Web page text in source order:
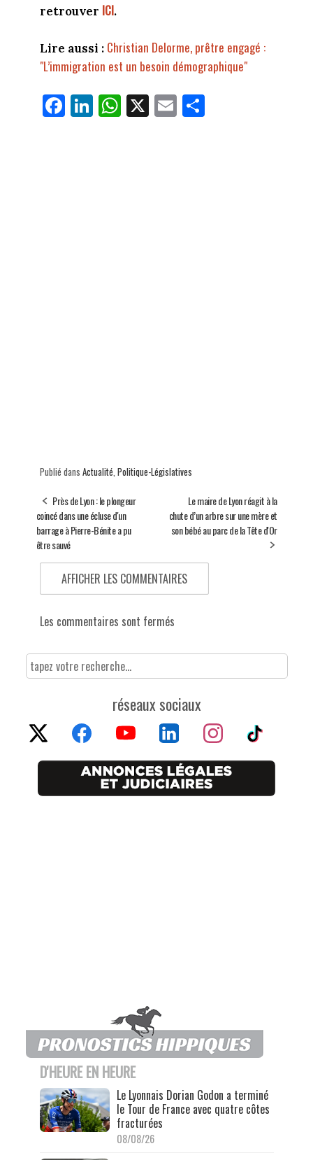
retrouver ICI.
Lire aussi : Christian Delorme, prêtre engagé :
"L’immigration est un besoin démographique"
Fa
ce
Li
nk
W
ha
X E
m
Pa
Publié dans Actualité, Politique-Législatives
Près de Lyon : le plongeur
coincé dans une écluse d'un
barrage à Pierre-Bénite a pu
être sauvé
Le maire de Lyon réagit à la
chute d’un arbre sur une mère et
son bébé au parc de la Tête d'Or
AFFICHER LES COMMENTAIRES
Les commentaires sont fermés
réseaux sociaux
D'HEURE EN HEURE
Le Lyonnais Dorian Godon a terminé
le Tour de France avec quatre côtes
fracturées
08/08/26